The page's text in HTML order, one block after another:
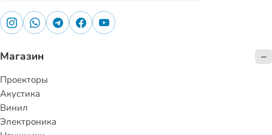
Магазин
Проекторы
Акустика
Винил
Электроника